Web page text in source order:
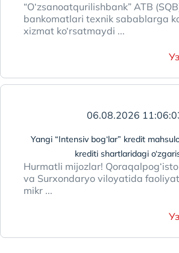
“O‘zsanoatqurilishbank” ATB
bankomatlari texnik sabablarga
xizmat ko‘rsatmaydi ...
06.08.2026
Yangi “Intensiv bog‘lar” kredit
krediti shartlaridagi
Hurmatli mijozlar!
va Surxondaryo viloyatida
mikr ...